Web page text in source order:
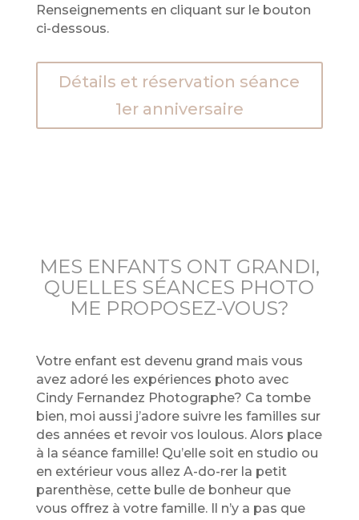
Renseignements en cliquant sur le bouton
ci-dessous.
Détails et réservation séance
1er anniversaire
MES ENFANTS ONT GRANDI,
QUELLES SÉANCES PHOTO
ME PROPOSEZ-VOUS?
Votre enfant est devenu grand mais vous
avez adoré les expériences photo avec
Cindy Fernandez Photographe? Ca tombe
bien, moi aussi j’adore suivre les familles sur
des années et revoir vos loulous. Alors place
à la séance famille! Qu’elle soit en studio ou
en extérieur vous allez A-do-rer la petit
parenthèse, cette bulle de bonheur que
vous offrez à votre famille. Il n’y a pas que